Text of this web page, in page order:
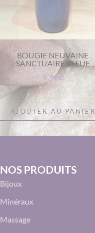
BOUGIE NEUVAINE
SANCTUAIRE BLEUE
6,90€
AJOUTER AU PANIER
NOS PRODUITS
Bijoux
Minéraux
Massage